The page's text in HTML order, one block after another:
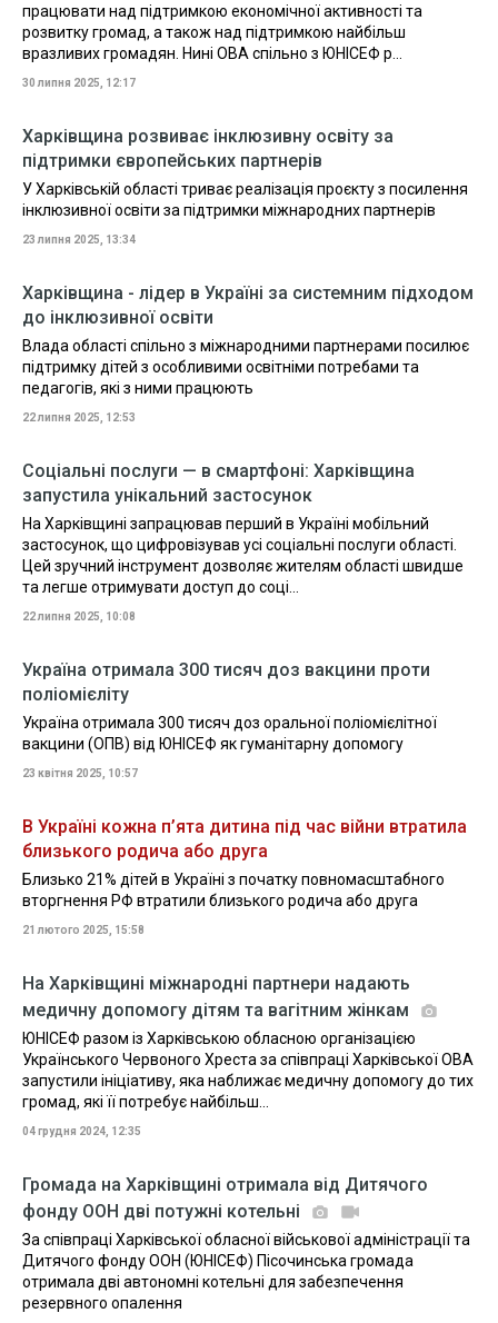
працювати над підтримкою економічної активності та
розвитку громад, а також над підтримкою найбільш
вразливих громадян. Нині ОВА спільно з ЮНІСЕФ р...
30 липня 2025, 12:17
Харківщина розвиває інклюзивну освіту за
підтримки європейських партнерів
У Харківській області триває реалізація проєкту з посилення
інклюзивної освіти за підтримки міжнародних партнерів
23 липня 2025, 13:34
Харківщина - лідер в Україні за системним підходом
до інклюзивної освіти
Влада області спільно з міжнародними партнерами посилює
підтримку дітей з особливими освітніми потребами та
педагогів, які з ними працюють
22 липня 2025, 12:53
Соціальні послуги — в смартфоні: Харківщина
запустила унікальний застосунок
На Харківщині запрацював перший в Україні мобільний
застосунок, що цифровізував усі соціальні послуги області.
Цей зручний інструмент дозволяє жителям області швидше
та легше отримувати доступ до соці...
22 липня 2025, 10:08
Україна отримала 300 тисяч доз вакцини проти
поліомієліту
Україна отримала 300 тисяч доз оральної поліомієлітної
вакцини (ОПВ) від ЮНІСЕФ як гуманітарну допомогу
23 квітня 2025, 10:57
В Україні кожна п’ята дитина під час війни втратила
близького родича або друга
Близько 21% дітей в Україні з початку повномасштабного
вторгнення РФ втратили близького родича або друга
21 лютого 2025, 15:58
На Харківщині міжнародні партнери надають
медичну допомогу дітям та вагітним жінкам
ЮНІСЕФ разом із Харківською обласною організацією
Українського Червоного Хреста за співпраці Харківської ОВА
запустили ініціативу, яка наближає медичну допомогу до тих
громад, які її потребує найбільш...
04 грудня 2024, 12:35
Громада на Харківщині отримала від Дитячого
фонду ООН дві потужні котельні
За співпраці Харківської обласної військової адміністрації та
Дитячого фонду ООН (ЮНІСЕФ) Пісочинська громада
отримала дві автономні котельні для забезпечення
резервного опалення